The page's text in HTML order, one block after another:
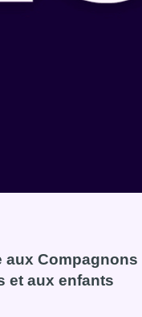
aux Compagnons
et aux enfants